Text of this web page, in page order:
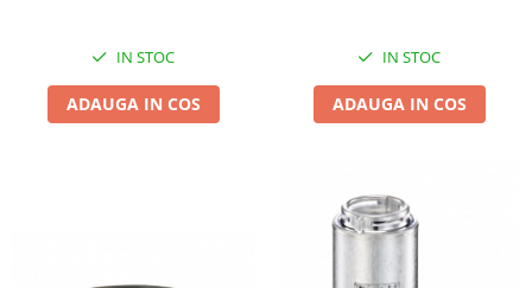
IN STOC
ADAUGA IN COS
IN STOC
ADAUGA IN COS